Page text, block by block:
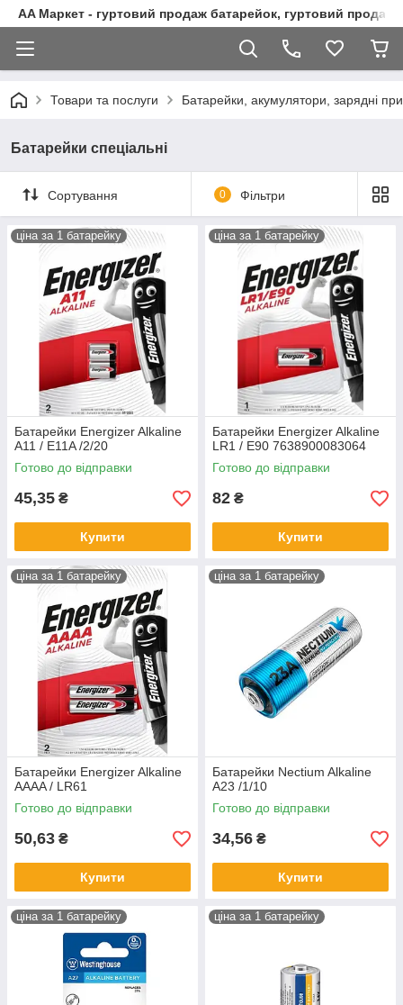
AA Маркет - гуртовий продаж батарейок, гуртовий продаж
Товари та послуги Батарейки, акумулятори, зарядні
Батарейки спеціальні
Сортування 0 Фільтри
ціна за 1 батарейку
Батарейки Energizer Alkaline
A11 / E11A /2/20
Готово до відправки
45,35 ₴
Купити
ціна за 1 батарейку
Батарейки Energizer Alkaline
LR1 / E90 7638900083064
Готово до відправки
82 ₴
Купити
ціна за 1 батарейку
Батарейки Energizer Alkaline
AAAA / LR61
Готово до відправки
50,63 ₴
Купити
ціна за 1 батарейку
Батарейки Nectium Alkaline
A23 /1/10
Готово до відправки
34,56 ₴
Купити
ціна за 1 батарейку ціна за 1 батарейку